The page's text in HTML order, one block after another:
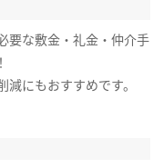
要な敷金・礼金・仲介手
にもおすすめです。